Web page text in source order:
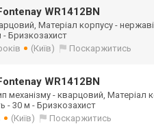
WR1412BN
Матеріал корпусу -
- Бризкозахист
(Київ) Поскаржитись
WR1412BN
механізму - кварцовий, Матеріал
- 30 м - Бризкозахист
(Київ) Поскаржитись